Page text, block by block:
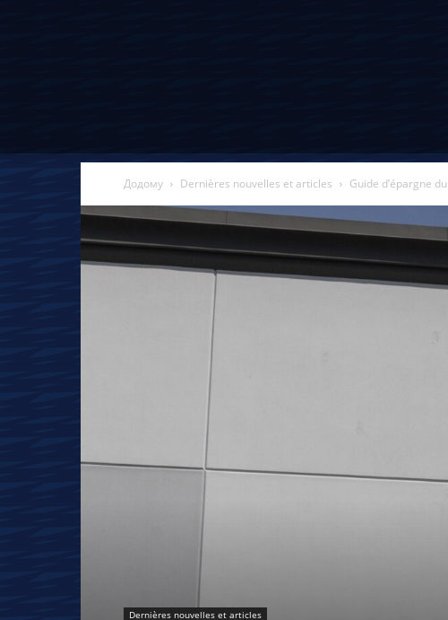
Додому Dernières nouvelles et articles Guide d’épargne
Dernières nouvelles et articles